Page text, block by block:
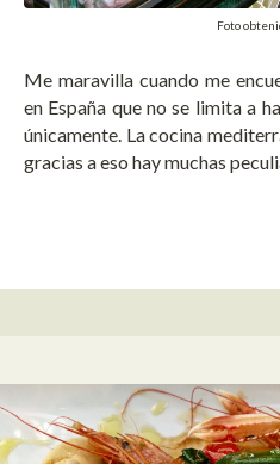
Foto
Me maravilla cuando me
en España que no se limita a
únicamente. La cocina
gracias a eso hay muchas